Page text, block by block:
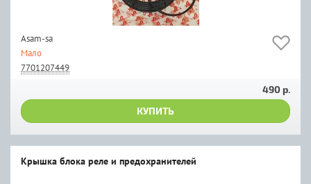
Asam-sa
Мало
7701207449
490 р.
КУПИТЬ
Крышка блока реле и предохранителей